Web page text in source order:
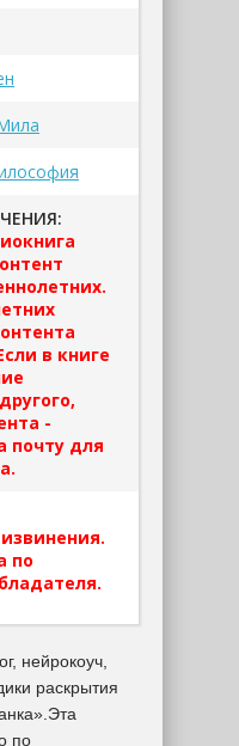
в книге
-
почту для
по
нейрокоуч,
раскрытия
по